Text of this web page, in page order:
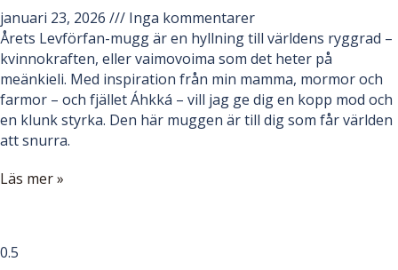
januari 23, 2026
Inga kommentarer
Årets Levförfan-mugg är en hyllning till världens ryggrad –
kvinnokraften, eller vaimovoima som det heter på
meänkieli. Med inspiration från min mamma, mormor och
farmor – och fjället Áhkká – vill jag ge dig en kopp mod och
en klunk styrka. Den här muggen är till dig som får världen
att snurra.
Läs mer »